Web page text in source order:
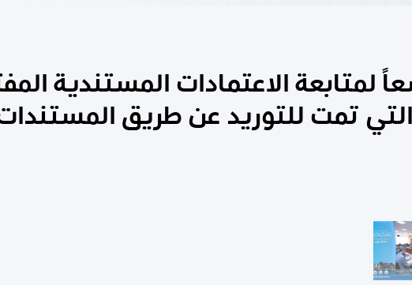
لمتابعة الاعتمادات المستندية
التي تمت للتوريد عن طريق